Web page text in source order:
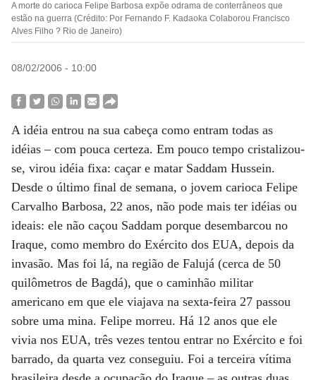
A morte do carioca Felipe Barbosa expõe odrama de conterrâneos que
estão na guerra (Crédito: Por Fernando F. Kadaoka Colaborou Francisco
Alves Filho ? Rio de Janeiro)
08/02/2006 - 10:00
A idéia entrou na sua cabeça como entram todas as
idéias – com pouca certeza. Em pouco tempo cristalizou-
se, virou idéia fixa: caçar e matar Saddam Hussein.
Desde o último final de semana, o jovem carioca Felipe
Carvalho Barbosa, 22 anos, não pode mais ter idéias ou
ideais: ele não caçou Saddam porque desembarcou no
Iraque, como membro do Exército dos EUA, depois da
invasão. Mas foi lá, na região de Falujá (cerca de 50
quilômetros de Bagdá), que o caminhão militar
americano em que ele viajava na sexta-feira 27 passou
sobre uma mina. Felipe morreu. Há 12 anos que ele
vivia nos EUA, três vezes tentou entrar no Exército e foi
barrado, da quarta vez conseguiu. Foi a terceira vítima